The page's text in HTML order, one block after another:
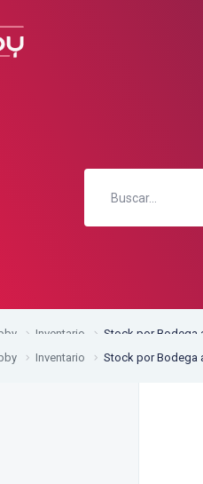
Inventario Stock por Bodega
Inventario Stock por Bodega